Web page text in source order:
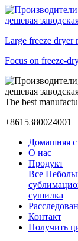
Large freeze dryer
Focus on freeze-
The best
+8615380024001
Домашняя
О нас
Продукт
Все
сушилка
Контакт
Получить